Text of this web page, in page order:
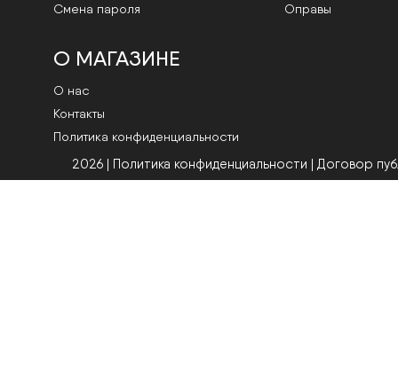
Смена пароля
Оправы
О МАГАЗИНЕ
О нас
Контакты
Политика конфиденциальности
2026 | Политика конфиденциальности | Договор